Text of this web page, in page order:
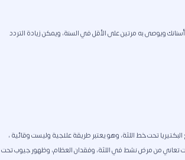
أسنانك ويوصى به مرتين على الأقل في السنة، ويمكن زيادة التردد
تحت خط اللثة، وهو يعتبر طريقة علاجية وليست وقائية ،
كنت تعاني من مرض نشط في اللثة، وفقدان العظام، وظهور جيوب تحت